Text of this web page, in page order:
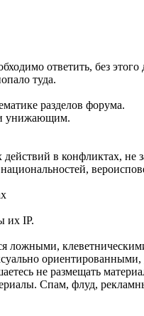
ответить, без
туда.
разделов форума.
унижающим.
в конфликтах, не
их IP.
ложными,
не размещать
Спам, флуд,